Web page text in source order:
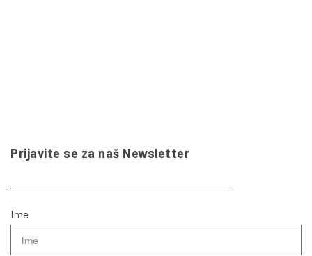
Prijavite se za naš Newsletter
Ime